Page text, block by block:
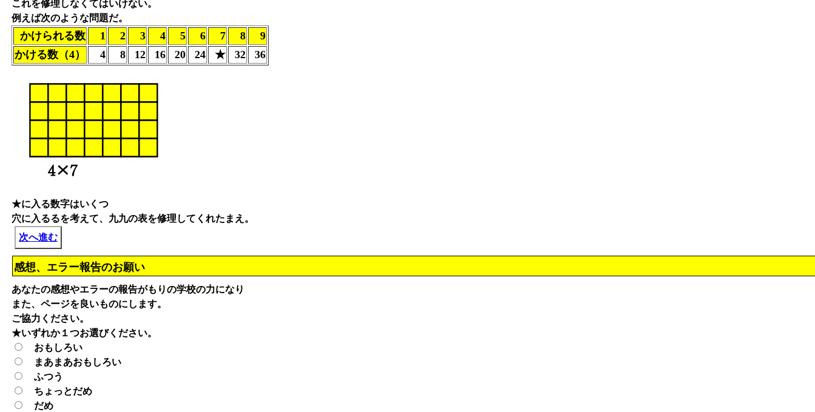
これを修理しなくてはいけない。
例えば次のような問題だ。
かけられる数 1 2 3 4 5 6 7 8
9
かける数（4）
4 8 12 16 20 24 ★ 32 36
★に入る数字はいくつ
穴に入るるを考えて、九九の表を修理してくれたまえ。
次へ進む
感想、エラー報告のお願い
あなたの感想やエラーの報告がもりの学校の力になり
また、ページを良いものにします。
ご協力ください。
★いずれか１つお選びください。
おもしろい
まあまあおもしろい
ふつう
ちょっとだめ
だめ